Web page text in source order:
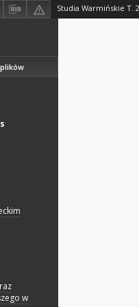
Studia Warmińskie T.
w